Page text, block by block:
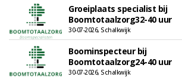
Groeiplaats specialist bij
Boomtotaalzorg32-40 uur
30-07-2026, Schalkwijk
Boominspecteur bij
Boomtotaalzorg24-40 uur
30-07-2026, Schalkwijk